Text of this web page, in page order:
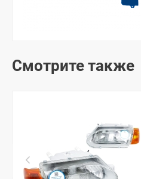
Смотрите также